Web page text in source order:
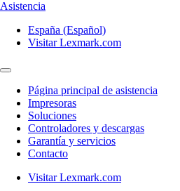
Asistencia
España (Español)
Visitar Lexmark.com
Página principal de asistencia
Impresoras
Soluciones
Controladores y descargas
Garantía y servicios
Contacto
Visitar Lexmark.com